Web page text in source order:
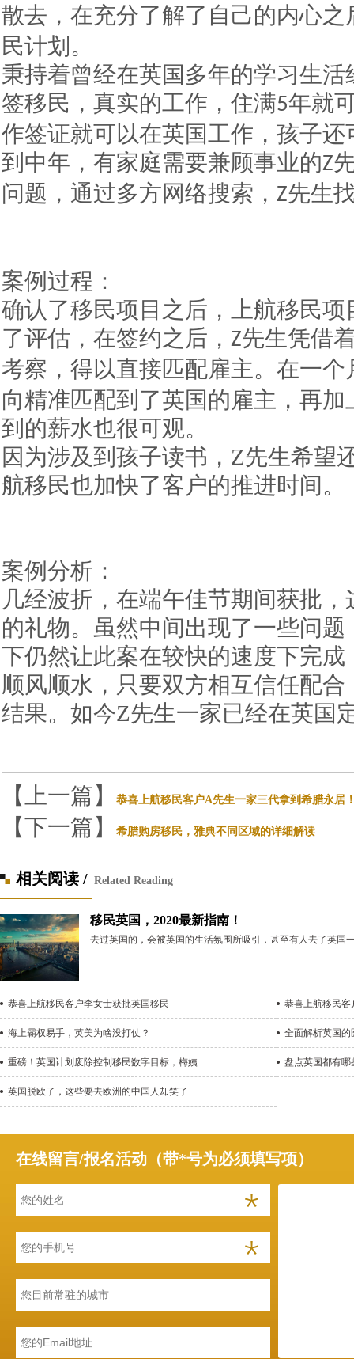
散去，在充分了解了自己的内心之
民计划。
秉持着曾经在英国多年的学习生活
签移民，真实的工作，住满5年就
作签证就可以在英国工作，孩子
到中年，有家庭需要兼顾事业的Z
问题，通过多方网络搜索， Z先生
案例过程：
确认了移民项目之后，上航移民项
了评估，在签约之后， Z先生凭借
考察，得以直接匹配雇主。在一
向精准匹配到了英国的雇主，再
到的薪水也很可观。
因为涉及到孩子读书， Z先生希望
航移民也加快了客户的推进时间。
案例分析：
几经波折，在端午佳节期间获批，
的礼物。虽然中间出现了一些问题
下仍然让此案在较快的速度下完
顺风顺水，只要双方相互信任配
结果。如今Z先生一家已经在英国
【上一篇】 恭喜上航移民客户A先生一家三代拿到希腊永居
【下一篇】 希腊购房移民，雅典不同区域的详细解读
相关阅读 / Related Reading
移民英国，2020最新指南！
去过英国的，会被英国的生活氛围所吸引，甚至有人去了英国
恭喜上航移民客户李女士获批英国移民 恭喜上航移民
海上霸权易手，英美为啥没打仗？ 全面解析英国的
重磅！英国计划废除控制移民数字目标，梅姨 盘点英国都有哪
英国脱欧了，这些要去欧洲的中国人却笑了·
在线留言/报名活动（带*号为必须填写项）